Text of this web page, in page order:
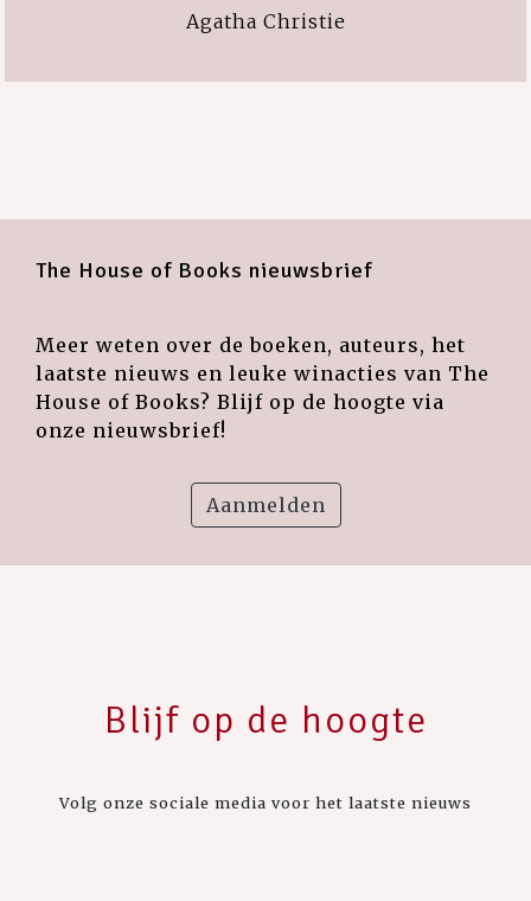
Agatha Christie
The House of Books nieuwsbrief
Meer weten over de boeken, auteurs, het
laatste nieuws en leuke winacties van The
House of Books? Blijf op de hoogte via
onze nieuwsbrief!
Aanmelden
Blijf op de hoogte
Volg onze sociale media voor het laatste nieuws